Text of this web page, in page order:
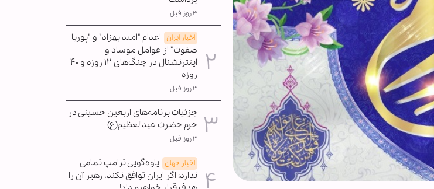
۳ روز قبل
اخبار ایران اعدام "امید بهزاد" و "پوریا
صفوت" از عوامل موساد و
اینترنشنال در جنگ‌های ۱۲ روزه و ۴۰
روزه
۳ روز قبل
جزئیات برنامه‌های اربعین حسینی در
حرم حضرت عبدالعظیم(ع)
۳ روز قبل
اخبار جهان یاوه‌گویی ترامپ تمامی
ندارد؛ اگر ایران توافق نکند، رهبر آن را